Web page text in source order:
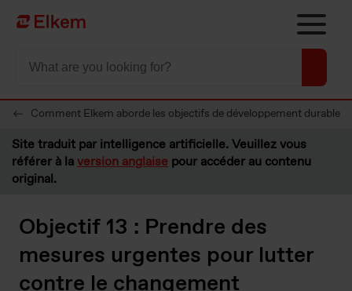
Skip to main content
Vers la page d'accueil
Comment Elkem aborde les objectifs de développement durable
Site traduit par intelligence artificielle. Veuillez vous
référer à laversion anglaise pour accéder au contenu
original.
Objectif 13 : Prendre des
mesures urgentes pour lutter
contre le changement